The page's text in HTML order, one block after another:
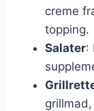
creme
topping.
Salater: